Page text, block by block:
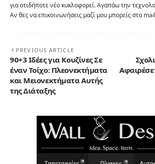
για οτιδήποτε νέο κυκλοφορεί. Αγαπάω την
Αν θες να επικοινωνήσεις μαζί μου μπορείς στο
PREVIOUS ARTICLE
90+3 Ιδέες για Κουζίνες Σε
έναν Τοίχο: Πλεονεκτήματα
και Μειονεκτήματα Αυτής
της Διάταξης